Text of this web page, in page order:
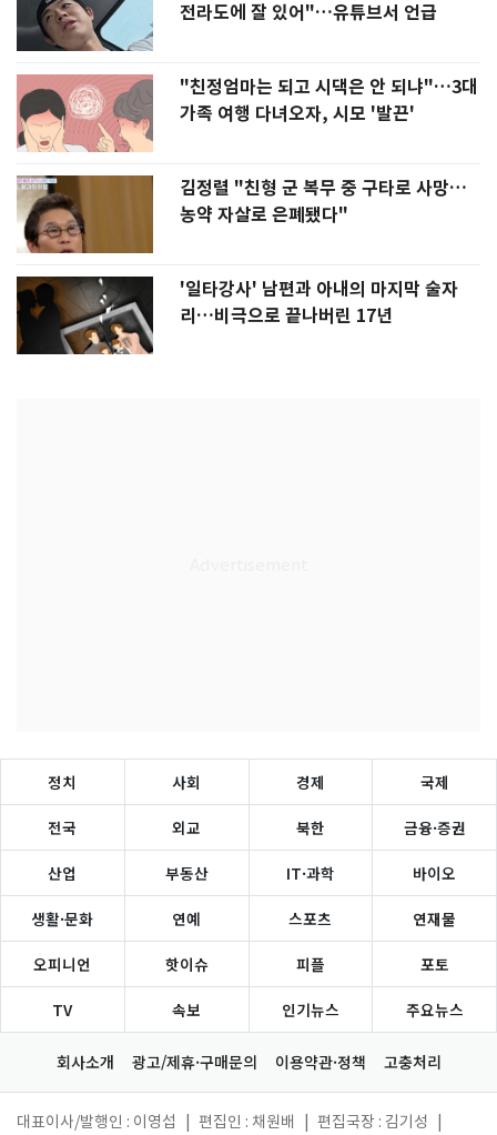
전라도에 잘 있어"…유튜브서 언급
"친정엄마는 되고 시댁은 안 되냐"…3대
가족 여행 다녀오자, 시모 '발끈'
김정렬 "친형 군 복무 중 구타로 사망…
농약 자살로 은폐됐다"
'일타강사' 남편과 아내의 마지막 술자
리…비극으로 끝나버린 17년
정치 사회 경제 국제
전국 외교 북한 금융·증권
산업 부동산 IT·과학 바이오
생활·문화 연예 스포츠 연재물
오피니언 핫이슈 피플 포토
TV 속보 인기뉴스 주요뉴스
회사소개 광고/제휴·구매문의 이용약관·정책 고충처리
대표이사/발행인 : 이영섭 편집인 : 채원배 편집국장 : 김기성